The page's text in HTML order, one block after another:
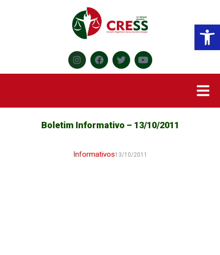
Boletim Informativo – 13/10/2011
Informativos13/10/2011